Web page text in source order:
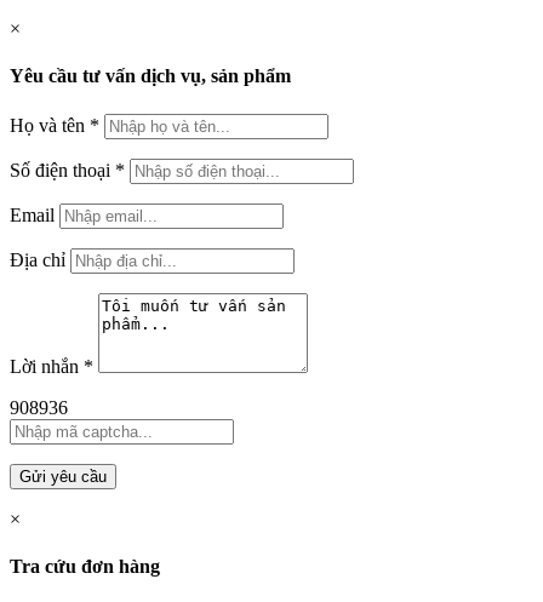
×
Yêu cầu tư vấn dịch vụ, sản phẩm
Họ và tên *
Số điện thoại *
Email
Địa chỉ
Lời nhắn *
908936
Gửi yêu cầu
×
Tra cứu đơn hàng